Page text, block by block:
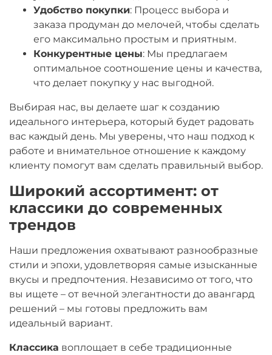
Удобство покупки: Процесс выбора и
заказа продуман до мелочей, чтобы сделать
его максимально простым и приятным.
Конкурентные цены: Мы предлагаем
оптимальное соотношение цены и качества,
что делает покупку у нас выгодной.
Выбирая нас, вы делаете шаг к созданию
идеального интерьера, который будет радовать
вас каждый день. Мы уверены, что наш подход к
работе и внимательное отношение к каждому
клиенту помогут вам сделать правильный выбор.
Широкий ассортимент: от
классики до современных
трендов
Наши предложения охватывают разнообразные
стили и эпохи, удовлетворяя самые изысканные
вкусы и предпочтения. Независимо от того, что
вы ищете – от вечной элегантности до авангард
решений – мы готовы предложить вам
идеальный вариант.
Классика воплощает в себе традиционные